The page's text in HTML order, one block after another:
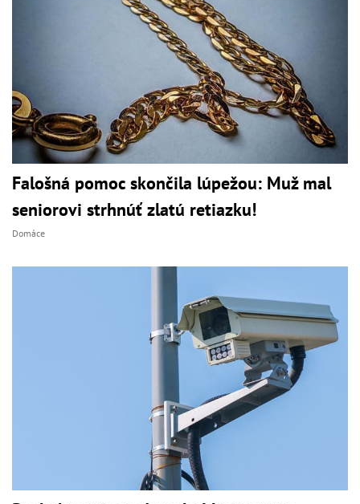
Falošná pomoc skončila lúpežou: Muž mal
seniorovi strhnúť zlatú retiazku!
Domáce